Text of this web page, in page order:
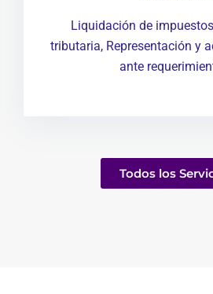
Liquidación de
tributaria, Representación y
ante
Todos los